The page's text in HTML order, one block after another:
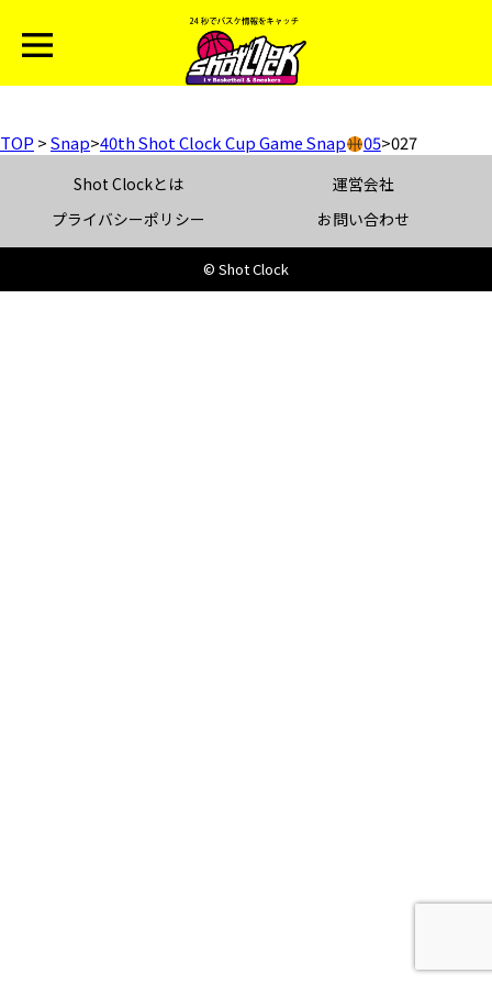
TOP >Snap>40th Shot Clock Cup Game Snap 05>027
Shot Clockとは
運営会社
プライバシーポリシー
お問い合わせ
© Shot Clock